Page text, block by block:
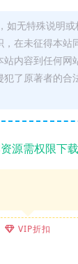
如无特殊说明
在未征得本站
内容到任何网
了原著者的合
源需权限下载
VIP折扣